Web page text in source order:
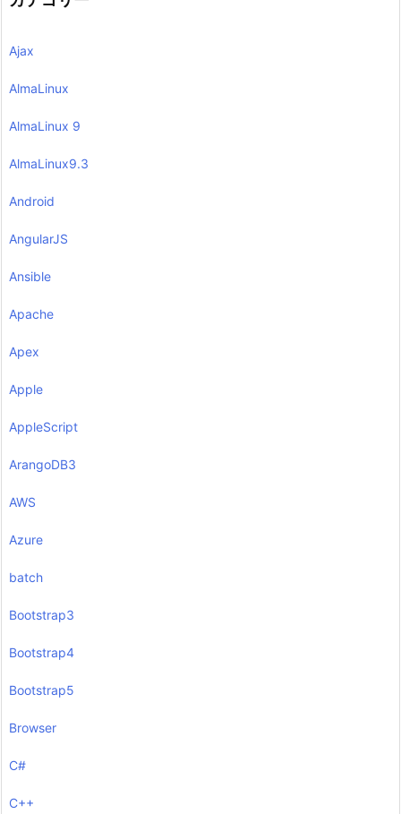
Ajax
AlmaLinux
AlmaLinux 9
AlmaLinux9.3
Android
AngularJS
Ansible
Apache
Apex
Apple
AppleScript
ArangoDB3
AWS
Azure
batch
Bootstrap3
Bootstrap4
Bootstrap5
Browser
C#
C++